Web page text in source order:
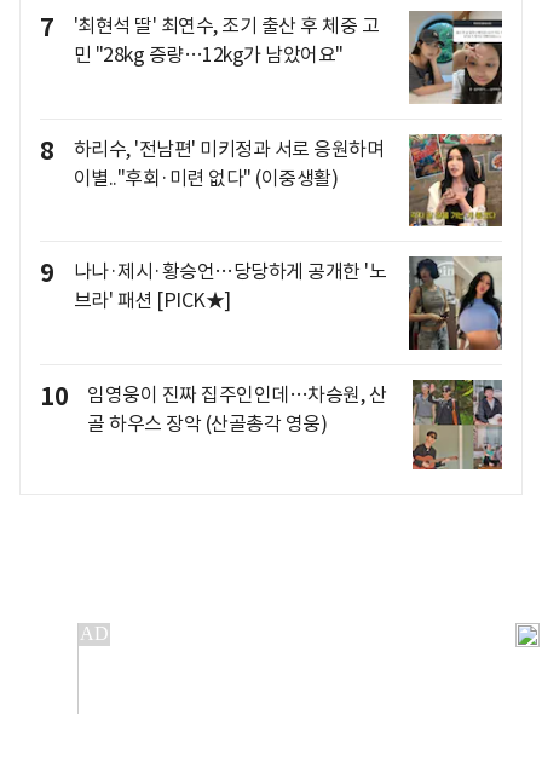
7
'최현석 딸' 최연수, 조기 출산 후 체중 고
민 "28kg 증량…12kg가 남았어요"
8
하리수, '전남편' 미키정과 서로 응원하며
이별.."후회·미련 없다" (이중생활)
9
나나·제시·황승언…당당하게 공개한 '노
브라' 패션 [PICK★]
10
임영웅이 진짜 집주인인데…차승원, 산
골 하우스 장악 (산골총각 영웅)